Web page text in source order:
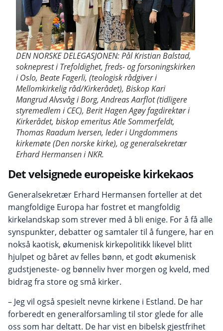
DEN NORSKE DELEGASJONEN: Pål Kristian Balstad,
sokneprest i Trefoldighet, freds- og forsoningskirken
i Oslo, Beate Fagerli, (teologisk rådgiver i
Mellomkirkelig råd/Kirkerådet), Biskop Kari
Mangrud Alvsvåg i Borg, Andreas Aarflot (tidligere
styremedlem i CEC), Berit Hagen Agøy fagdirektør i
Kirkerådet, biskop emeritus Atle Sommerfeldt,
Thomas Raadum Iversen, leder i Ungdommens
kirkemøte (Den norske kirke), og generalsekretær
Erhard Hermansen i NKR.
Det velsignede europeiske kirkekaos
Generalsekretær Erhard Hermansen forteller at det
mangfoldige Europa har fostret et mangfoldig
kirkelandskap som strever med å bli enige. For å få alle
synspunkter, debatter og samtaler til å fungere, har en
nokså kaotisk, økumenisk kirkepolitikk likevel blitt
hjulpet og båret av felles bønn, et godt økumenisk
gudstjeneste- og bønneliv hver morgen og kveld, med
bidrag fra store og små kirker.
– Jeg vil også spesielt nevne kirkene i Estland. De har
forberedt en generalforsamling til stor glede for alle
oss som har deltatt. De har vist en bibelsk gjestfrihet